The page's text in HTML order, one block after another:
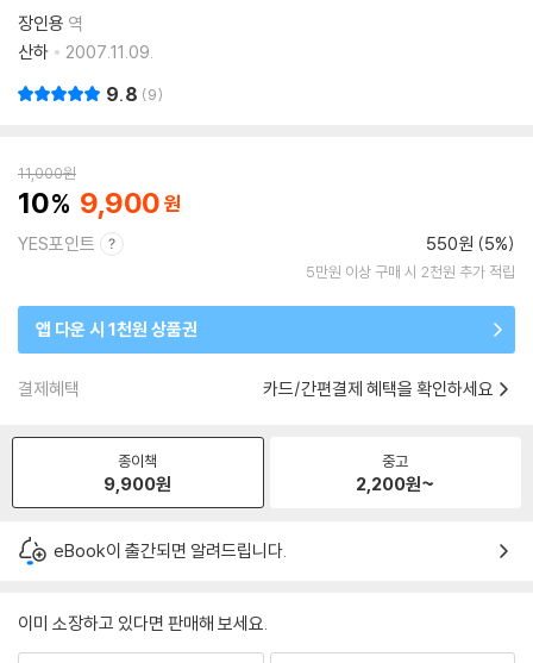
장인용 역
산하
2007.11.09.
9.8 9
11,000원
10 9,900
YES포인트 550원 (5%)
5만원 이상 구매 시 2천원 추가 적립
앱 다운 시 1천원 상품권
결제혜택 카드/간편결제 혜택을 확인하세요
종이책
9,900원
중고
2,200원~
eBook이 출간되면 알려드립니다.
이미 소장하고 있다면 판매해 보세요.